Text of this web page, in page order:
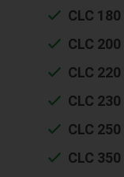
CLC 180
CLC 200
CLC 220
CLC 230
CLC 250
CLC 350